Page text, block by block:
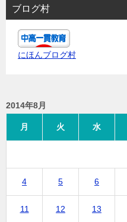
ブログ村
にほんブログ村
2014年8月
月 火 水
4 5 6
11 12 13